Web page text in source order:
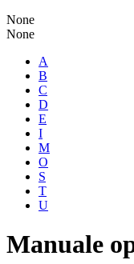
None
None
A
B
C
D
E
I
M
O
S
T
U
Manuale